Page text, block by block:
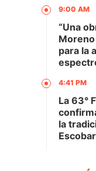
9:00 AM
“Una
para la
4:41 PM
La 63°
la
Escobar